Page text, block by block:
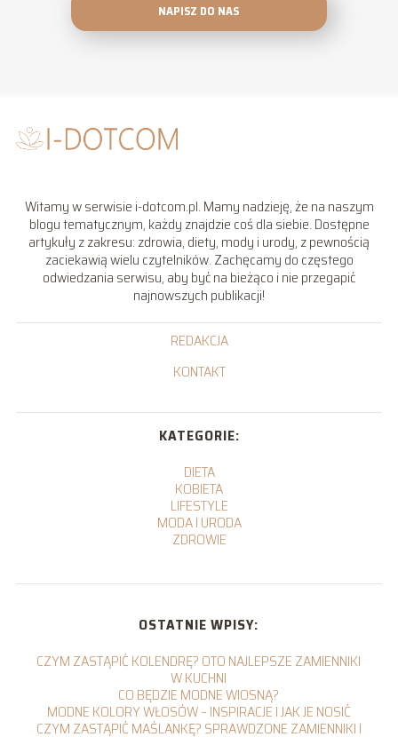
NAPISZ DO NAS
Witamy w serwisie i-dotcom.pl. Mamy nadzieję, że na naszym
blogu tematycznym, każdy znajdzie coś dla siebie. Dostępne
artykuły z zakresu: zdrowia, diety, mody i urody, z pewnością
zaciekawią wielu czytelników. Zachęcamy do częstego
odwiedzania serwisu, aby być na bieżąco i nie przegapić
najnowszych publikacji!
REDAKCJA
KONTAKT
KATEGORIE:
DIETA
KOBIETA
LIFESTYLE
MODA I URODA
ZDROWIE
OSTATNIE WPISY:
CZYM ZASTĄPIĆ KOLENDRĘ? OTO NAJLEPSZE ZAMIENNIKI
W KUCHNI
CO BĘDZIE MODNE WIOSNĄ?
MODNE KOLORY WŁOSÓW – INSPIRACJE I JAK JE NOSIĆ
CZYM ZASTĄPIĆ MAŚLANKĘ? SPRAWDZONE ZAMIENNIKI I